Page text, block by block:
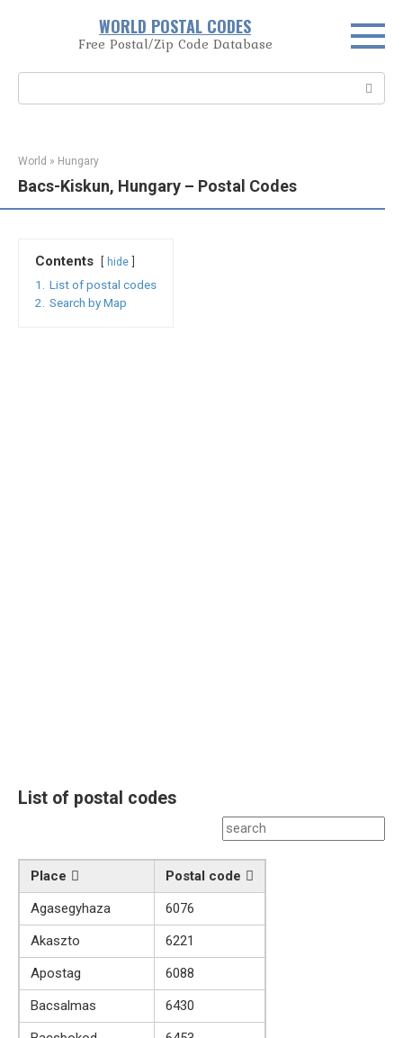
WORLD POSTAL CODES
Free Postal/Zip Code Database
World » Hungary
Bacs-Kiskun, Hungary – Postal Codes
Contents hide
1.
List of postal codes
2.
Search by Map
List of postal codes
Place
Postal code
Agasegyhaza
6076
Akaszto
6221
Apostag
6088
Bacsalmas
6430